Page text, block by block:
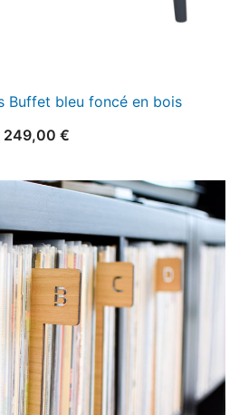
Buffet bleu foncé en bois
249,00 €